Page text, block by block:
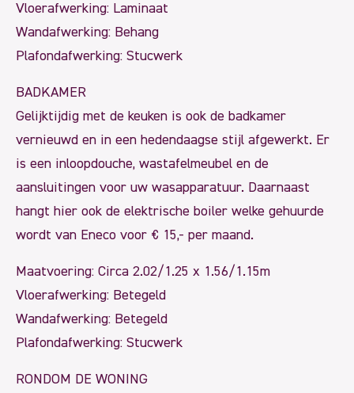
Vloerafwerking: Laminaat
Wandafwerking: Behang
Plafondafwerking: Stucwerk
BADKAMER
Gelijktijdig met de keuken is ook de badkamer
vernieuwd en in een hedendaagse stijl afgewerkt. Er
is een inloopdouche, wastafelmeubel en de
aansluitingen voor uw wasapparatuur. Daarnaast
hangt hier ook de elektrische boiler welke gehuurde
wordt van Eneco voor € 15,- per maand.
Maatvoering: Circa 2.02/1.25 x 1.56/1.15m
Vloerafwerking: Betegeld
Wandafwerking: Betegeld
Plafondafwerking: Stucwerk
RONDOM DE WONING